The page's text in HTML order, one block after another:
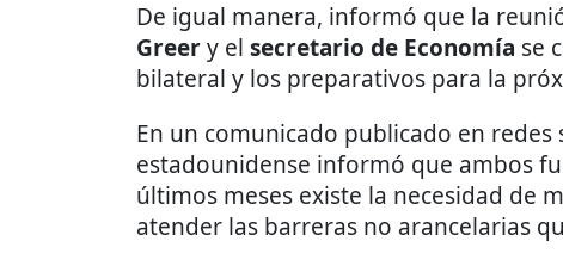
De igual manera, informó que la
Greery el secretario de Economía se
bilateral y los preparativos para la
En un comunicado publicado en redes
estadounidense informó que ambos
últimos meses existe la necesidad de
atender las barreras no arancelarias